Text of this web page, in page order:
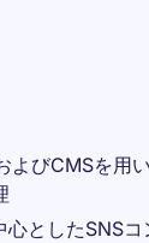
よびCMSを用
としたSNSコ